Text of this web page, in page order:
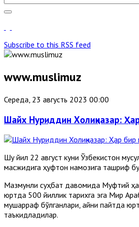
Subscribe to this RSS feed
www.muslimuz
Середа, 23 августь 2023 00:00
Шайх Нуриддин Холиқназар:
Шу йил 22 август куни Ўзбекистон
масжидига ҳуфтон намозига ташриф
Мазмунли суҳбат давомида Муфтий
юртда 500 йиллик тарихга эга Мир
мушарраф бўлганлари, айни пайтда
таъкидладилар.